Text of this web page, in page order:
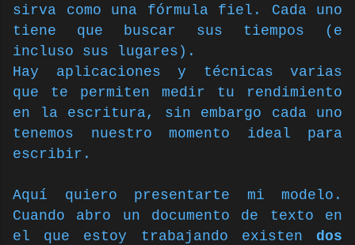
sirva como una fórmula fiel. Cada uno
tiene que buscar sus tiempos (e
incluso sus lugares).
Hay aplicaciones y técnicas varias
que te permiten medir tu rendimiento
en la escritura, sin embargo cada uno
tenemos nuestro momento ideal para
escribir.
Aquí quiero presentarte mi modelo.
Cuando abro un documento de texto en
el que estoy trabajando existen dos